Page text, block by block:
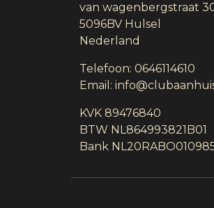
van wagenbergstraat
5096BV Hulsel
Nederland
Telefoon: 0646114610
Email:
KVK 89476840
BTW NL864993821B01
Bank